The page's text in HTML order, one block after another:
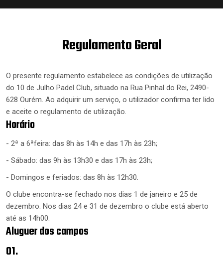
Regulamento Geral
O presente regulamento estabelece as condições de utilização
do 10 de Julho Padel Club, situado na Rua Pinhal do Rei, 2490-
628 Ourém. Ao adquirir um serviço, o utilizador confirma ter lido
e aceite o regulamento de utilização.
Horário
- 2ª a 6ªfeira: das 8h às 14h e das 17h às 23h;
- Sábado: das 9h às 13h30 e das 17h às 23h;
- Domingos e feriados: das 8h às 12h30.
O clube encontra-se fechado nos dias 1 de janeiro e 25 de
dezembro. Nos dias 24 e 31 de dezembro o clube está aberto
até as 14h00.
Aluguer dos campos
01.